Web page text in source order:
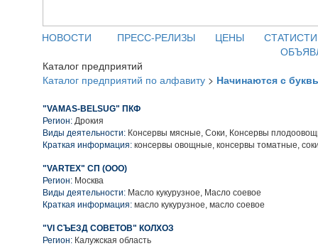
НОВОСТИ ПРЕСС-РЕЛИЗЫ ЦЕНЫ
Каталог предприятий
Каталог предприятий по алфавиту > Начинаются с
"VAMAS-BELSUG" ПКФ
Регион: Дрокия
Виды деятельности: Консервы мясные, Соки, Консервы
Краткая информация: консервы овощные, консервы томатные,
"VARTEX" СП (ООО)
Регион: Москва
Виды деятельности: Масло кукурузное, Масло соевое
Краткая информация: масло кукурузное, масло соевое
"VI СЪЕЗД СОВЕТОВ" КОЛХОЗ
Регион: Калужская область